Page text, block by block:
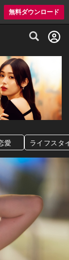
無料ダウンロード
ムレストラン予約
愛 ライフスタ